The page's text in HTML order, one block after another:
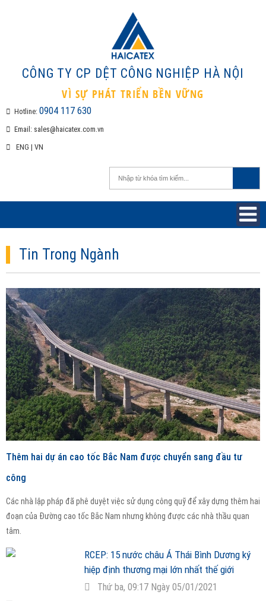
CÔNG TY CP DỆT CÔNG NGHIỆP
VÌ SỰ PHÁT TRIỂN BỀN VỮNG
Hotline: 0904 117 630
Email:sales@haicatex.com.vn
Tin Trong Ngành
Thêm hai dự án cao tốc Bắc Nam được chuyển sang đầu tư
công
Các nhà lập pháp đã phê duyệt việc sử dụng công quỹ để xây dựng thêm hai
đoạn của Đường cao tốc Bắc Nam nhưng không được các nhà thầu quan
tâm.
RCEP: 15 nước châu Á Thái Bình Dương ký
hiệp định thương mại lớn nhất thế giới
Thứ ba, 09:17 Ngày 05/01/2021